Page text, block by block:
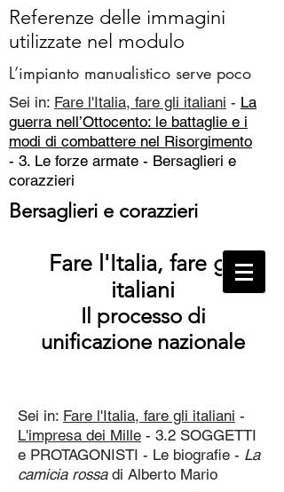
Referenze delle immagini
utilizzate nel modulo
L’impianto manualistico serve poco
Sei in: Fare l'Italia, fare gli italiani - La
guerra nell’Ottocento: le battaglie e i
modi di combattere nel Risorgimento
- 3. Le forze armate - Bersaglieri e
corazzieri
Bersaglieri e corazzieri
Fare l'Italia, fare gli
italiani
Il processo di
unificazione nazionale
Sei in: Fare l'Italia, fare gli italiani -
L'impresa dei Mille - 3.2 SOGGETTI
e PROTAGONISTI - Le biografie - La
camicia rossa di Alberto Mario